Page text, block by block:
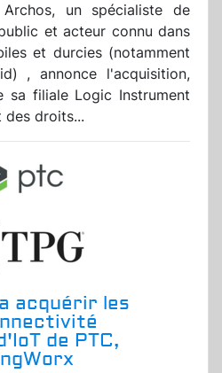
un spécialiste de
et acteur connu dans
et durcies (notamment
, annonce l'acquisition,
sa filiale Logic Instrument
des droits...
acquérir les
de PTC,